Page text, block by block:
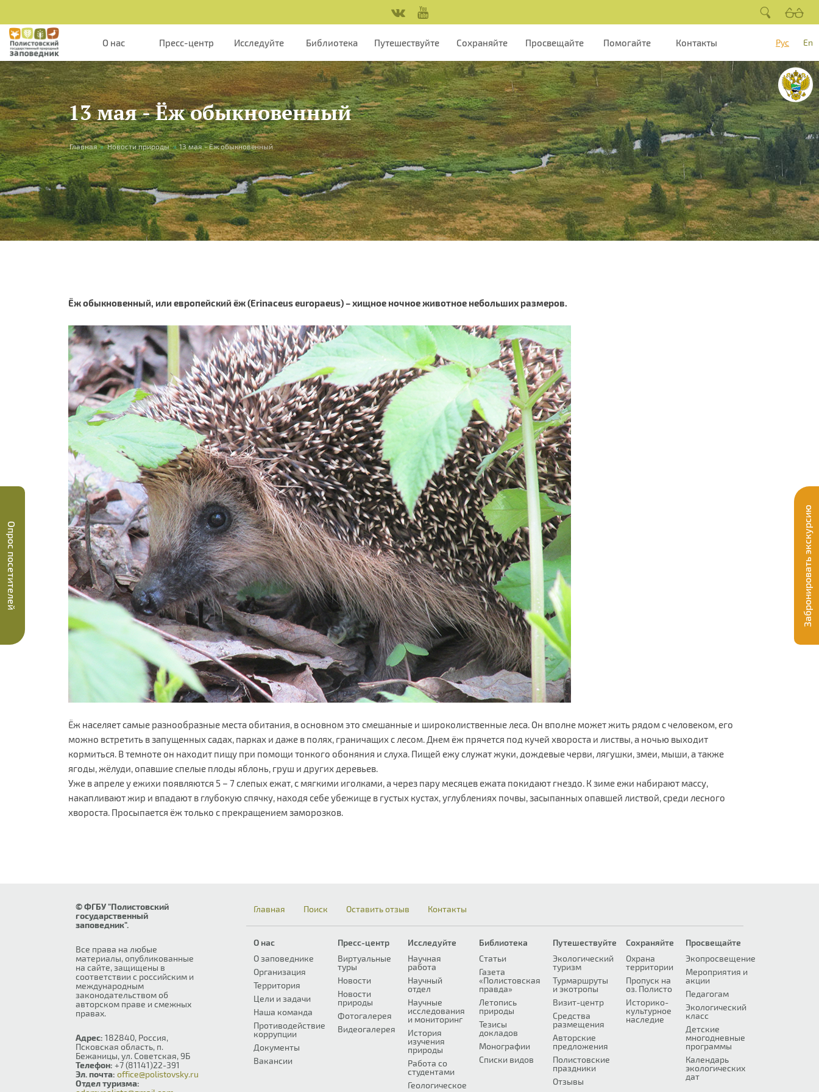
О нас Пресс-центр Исследуйте Библиотека Путешествуйте Сохраняйте Просвещайте Помогайте Контакты Рус En
13 мая - Ёж обыкновенный
Вы здесь
Главная » Новости природы » 13 мая - Ёж обыкновенный
Ёж обыкновенный, или европейский ёж (Erinaceus europaeus) – хищное ночное животное небольших размеров.
Ёж населяет самые разнообразные места обитания, в основном это смешанные и широколиственные леса. Он вполне может жить рядом с человеком, его
можно встретить в запущенных садах, парках и даже в полях, граничащих с лесом. Днем ёж прячется под кучей хвороста и листвы, а ночью выходит
кормиться. В темноте он находит пищу при помощи тонкого обоняния и слуха. Пищей ежу служат жуки, дождевые черви, лягушки, змеи, мыши, а также
ягоды, жёлуди, опавшие спелые плоды яблонь, груш и других деревьев.
Уже в апреле у ежихи появляются 5 – 7 слепых ежат, с мягкими иголками, а через пару месяцев ежата покидают гнездо. К зиме ежи набирают массу,
накапливают жир и впадают в глубокую спячку, находя себе убежище в густых кустах, углублениях почвы, засыпанных опавшей листвой, среди лесного
хвороста. Просыпается ёж только с прекращением заморозков.
© ФГБУ "Полистовский
государственный
заповедник".
Все права на любые
материалы, опубликованные
на сайте, защищены в
соответствии с российским и
международным
законодательством об
авторском праве и смежных
правах.
Адрес: 182840, Россия,
Псковская область, п.
Бежаницы, ул. Советская, 9Б
Телефон: +7 (81141)22-391
Эл. почта: office@polistovsky.ru
Отдел туризма:
Главная Поиск Оставить отзыв Контакты
О нас
О заповеднике
Организация
Территория
Цели и задачи
Наша команда
Противодействие
коррупции
Документы
Вакансии
Пресс-центр
Виртуальные
туры
Новости
Новости
природы
Фотогалерея
Видеогалерея
Исследуйте
Научная
работа
Научный
отдел
Научные
исследования
и мониторинг
История
изучения
природы
Работа со
студентами
Геологическое
Библиотека
Статьи
Газета
«Полистовская
правда»
Летопись
природы
Тезисы
докладов
Монографии
Списки видов
Путешествуйте
Экологический
туризм
Турмаршруты
и экотропы
Визит-центр
Средства
размещения
Авторские
предложения
Полистовские
праздники
Отзывы
Сохраняйте
Охрана
территории
Пропуск на
оз. Полисто
Историко-
культурное
наследие
Просвещайте
Экопросвещение
Мероприятия и
акции
Педагогам
Экологический
класс
Детские
многодневные
программы
Календарь
экологических
дат
Забронировать экскурсию
Опрос посетителей